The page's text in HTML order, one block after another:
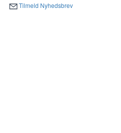
Tilmeld Nyhedsbrev